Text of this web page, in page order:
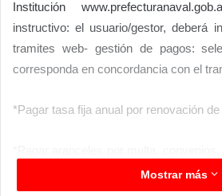
Institución
instructivo: el usuario/gestor, deberá
tramites web- gestión de pagos:
corresponda en concordancia con el
*Pagar tasa fija anual por renovación
Mostrar más